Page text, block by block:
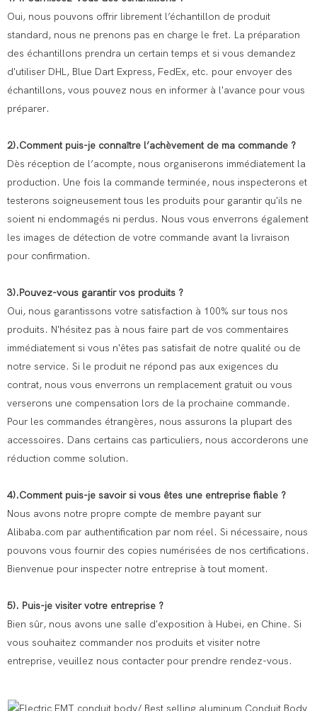
Oui, nous pouvons offrir librement l’échantillon de produit
standard, nous ne prenons pas en charge le fret. La préparation
des échantillons prendra un certain temps et si vous demandez
d'utiliser DHL, Blue Dart Express, FedEx, etc. pour envoyer des
échantillons, vous pouvez nous en informer à l'avance pour vous
préparer.
2).Comment puis-je connaître l’achèvement de ma commande ?
Dès réception de l’acompte, nous organiserons immédiatement la
production. Une fois la commande terminée, nous inspecterons et
testerons soigneusement tous les produits pour garantir qu'ils ne
soient ni endommagés ni perdus. Nous vous enverrons également
les images de détection de votre commande avant la livraison
pour confirmation.
3).Pouvez-vous garantir vos produits ?
Oui, nous garantissons votre satisfaction à 100% sur tous nos
produits. N'hésitez pas à nous faire part de vos commentaires
immédiatement si vous n'êtes pas satisfait de notre qualité ou de
notre service. Si le produit ne répond pas aux exigences du
contrat, nous vous enverrons un remplacement gratuit ou vous
verserons une compensation lors de la prochaine commande.
Pour les commandes étrangères, nous assurons la plupart des
accessoires. Dans certains cas particuliers, nous accorderons une
réduction comme solution.
4).Comment puis-je savoir si vous êtes une entreprise fiable ?
Nous avons notre propre compte de membre payant sur
Alibaba.com par authentification par nom réel. Si nécessaire, nous
pouvons vous fournir des copies numérisées de nos certifications.
Bienvenue pour inspecter notre entreprise à tout moment.
5). Puis-je visiter votre entreprise ?
Bien sûr, nous avons une salle d'exposition à Hubei, en Chine. Si
vous souhaitez commander nos produits et visiter notre
entreprise, veuillez nous contacter pour prendre rendez-vous.